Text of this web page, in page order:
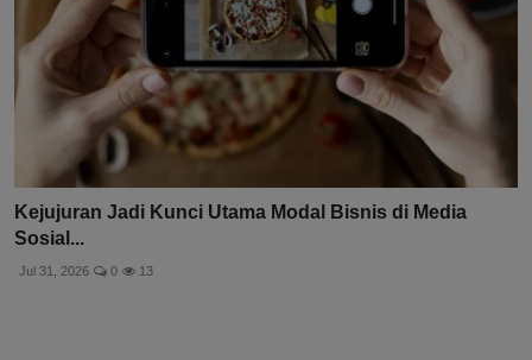
Kejujuran Jadi Kunci Utama Modal Bisnis di Media
Sosial...
Jul 31, 2026 0 13